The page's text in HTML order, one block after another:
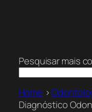
Pesquisar mais
Home >
Diagnóstico